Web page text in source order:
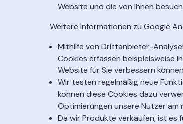
Website und die von Ihnen
Weitere Informationen zu Google
Mithilfe von Drittanbieter-
Cookies erfassen beispielsweise
Website für Sie verbessern
Wir testen regelmäßig neue
können diese Cookies dazu
Optimierungen unsere Nutzer am
Da wir Produkte verkaufen, ist es